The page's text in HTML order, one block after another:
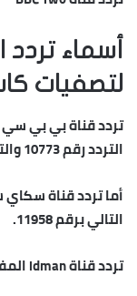
أسماء تردد
لتصفيات كاس
التردد رقم 10773 والتردد الإضافي 10847.
أما تردد قناة
التالي برقم 11958.
تردد قناة idman المفتوحة مجانا أذربيجان